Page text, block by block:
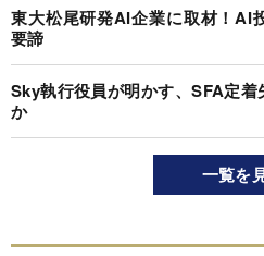
東大松尾研発AI企業に取材！AI
要諦
Sky執行役員が明かす、SFA定
か
一覧を